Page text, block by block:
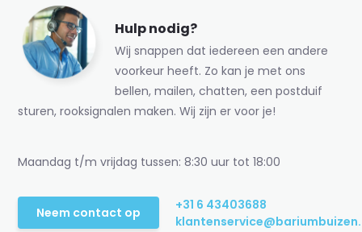
Hulp nodig?
Wij snappen dat iedereen een andere
voorkeur heeft. Zo kan je met ons
bellen, mailen, chatten, een postduif
sturen, rooksignalen maken. Wij zijn er voor je!
Maandag t/m vrijdag tussen: 8:30 uur tot 18:00
Neem contact op
+31 6 43403688